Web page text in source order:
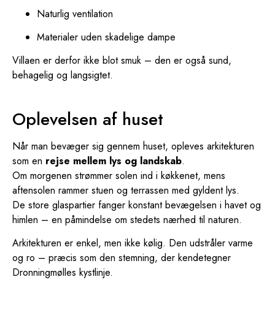
Oplevelsen af huset
Når man bevæger sig gennem huset, opleves arkitekturen
som en rejse mellem lys og landskab.
Om morgenen strømmer solen ind i køkkenet, mens
aftensolen rammer stuen og terrassen med gyldent lys.
De store glaspartier fanger konstant bevægelsen i havet og
himlen – en påmindelse om stedets nærhed til naturen.
Arkitekturen er enkel, men ikke kølig. Den udstråler varme
og ro – præcis som den stemning, der kendetegner
Dronningmølles kystlinje.
Naturlig ventilation
Materialer uden skadelige dampe
Villaen er derfor ikke blot smuk – den er også sund,
behagelig og langsigtet.